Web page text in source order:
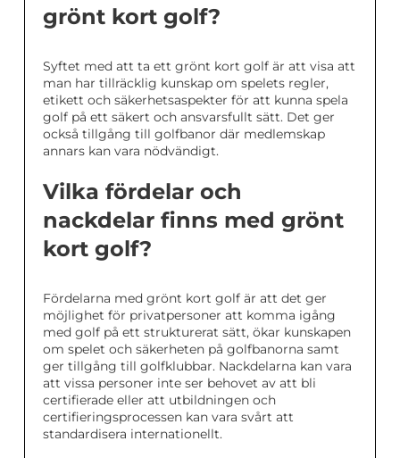
grönt kort golf?
Syftet med att ta ett grönt kort golf är att visa att
man har tillräcklig kunskap om spelets regler,
etikett och säkerhetsaspekter för att kunna spela
golf på ett säkert och ansvarsfullt sätt. Det ger
också tillgång till golfbanor där medlemskap
annars kan vara nödvändigt.
Vilka fördelar och
nackdelar finns med grönt
kort golf?
Fördelarna med grönt kort golf är att det ger
möjlighet för privatpersoner att komma igång
med golf på ett strukturerat sätt, ökar kunskapen
om spelet och säkerheten på golfbanorna samt
ger tillgång till golfklubbar. Nackdelarna kan vara
att vissa personer inte ser behovet av att bli
certifierade eller att utbildningen och
certifieringsprocessen kan vara svårt att
standardisera internationellt.